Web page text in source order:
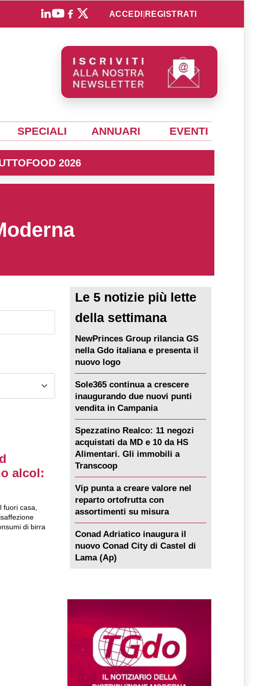
ACCEDI REGISTRATI
SPECIALI ANNUARI EVENTI
2026
alcol:
fuori casa,
di birra
Le 5 notizie più lette
della settimana
NewPrinces Group rilancia GS
nella Gdo italiana e presenta il
nuovo logo
Sole365 continua a crescere
inaugurando due nuovi punti
vendita in Campania
Spezzatino Realco: 11 negozi
acquistati da MD e 10 da HS
Alimentari. Gli immobili a
Transcoop
Vip punta a creare valore nel
reparto ortofrutta con
assortimenti su misura
Conad Adriatico inaugura il
nuovo Conad City di Castel di
Lama (Ap)